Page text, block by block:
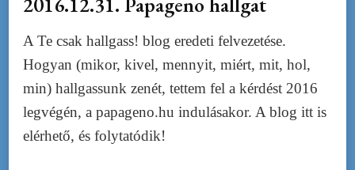
A Te csak hallgass! blog eredeti felvezetése.
Hogyan (mikor, kivel, mennyit, miért, mit, hol,
min) hallgassunk zenét, tettem fel a kérdést 2016
legvégén, a papageno.hu indulásakor. A blog itt is
elérhető, és folytatódik!